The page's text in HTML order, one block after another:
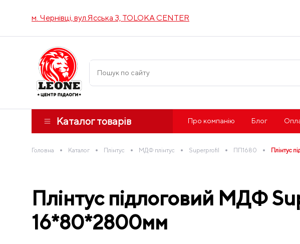
м. Чернівці, вул.Ясська 3, TOLOKA CENTER
Каталог товарів Про компанію Блог
Головна • Каталог • Плінтус • МДФ плінтус • Superprofil • ПП1680 • Плінтус
Плінтус підлоговий МДФ
16*80*2800мм